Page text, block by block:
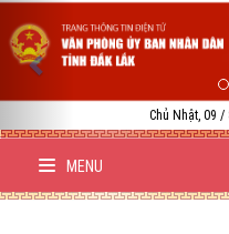
Chủ Nhật, 09 /
MENU